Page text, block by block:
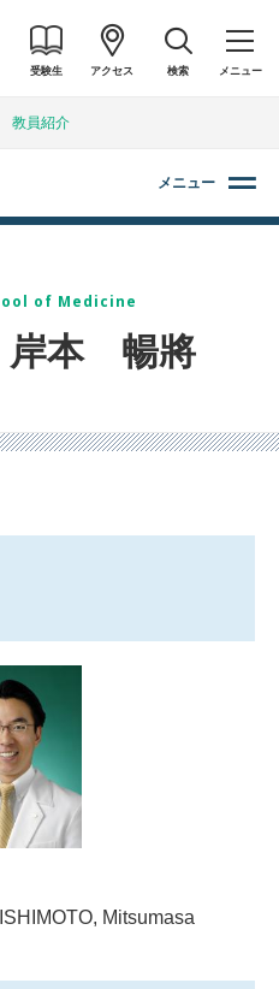
受験生 アクセス 検索 メニュー
教員紹介
メニュー
of Medicine
岸本 暢將
Mitsumasa